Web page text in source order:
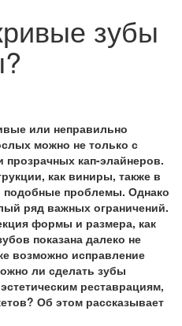
зубы
или неправильно
можно не только с
кап-элайнеров.
как виниры, также в
подобные проблемы. Однако
ряд важных ограничений.
формы и размера, как
показана далеко не
возможно исправление
ли сделать зубы
реставрациям,
Об этом рассказывает